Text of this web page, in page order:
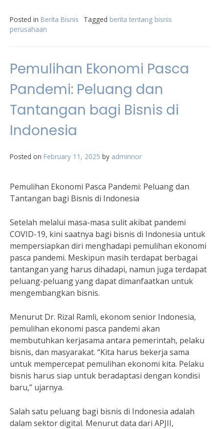
Posted in Berita Bisnis Tagged berita tentang bisnis
perusahaan
Pemulihan Ekonomi Pasca
Pandemi: Peluang dan
Tantangan bagi Bisnis di
Indonesia
Posted on February 11, 2025 by adminnor
Pemulihan Ekonomi Pasca Pandemi: Peluang dan
Tantangan bagi Bisnis di Indonesia
Setelah melalui masa-masa sulit akibat pandemi
COVID-19, kini saatnya bagi bisnis di Indonesia untuk
mempersiapkan diri menghadapi pemulihan ekonomi
pasca pandemi. Meskipun masih terdapat berbagai
tantangan yang harus dihadapi, namun juga terdapat
peluang-peluang yang dapat dimanfaatkan untuk
mengembangkan bisnis.
Menurut Dr. Rizal Ramli, ekonom senior Indonesia,
pemulihan ekonomi pasca pandemi akan
membutuhkan kerjasama antara pemerintah, pelaku
bisnis, dan masyarakat. “Kita harus bekerja sama
untuk mempercepat pemulihan ekonomi kita. Pelaku
bisnis harus siap untuk beradaptasi dengan kondisi
baru,” ujarnya.
Salah satu peluang bagi bisnis di Indonesia adalah
dalam sektor digital. Menurut data dari APJII,